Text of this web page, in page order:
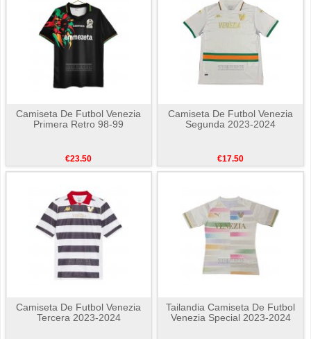
Camiseta De Futbol Venezia
Primera Retro 98-99
€23.50
Camiseta De Futbol Venezia
Segunda 2023-2024
€17.50
Camiseta De Futbol Venezia
Tercera 2023-2024
Tailandia Camiseta De Futbol
Venezia Special 2023-2024